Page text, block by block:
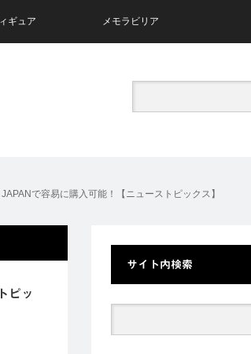
ギュア メモラビリア
で容易に購入可能！【ニューストピックス】
ピッ
サイト内検索